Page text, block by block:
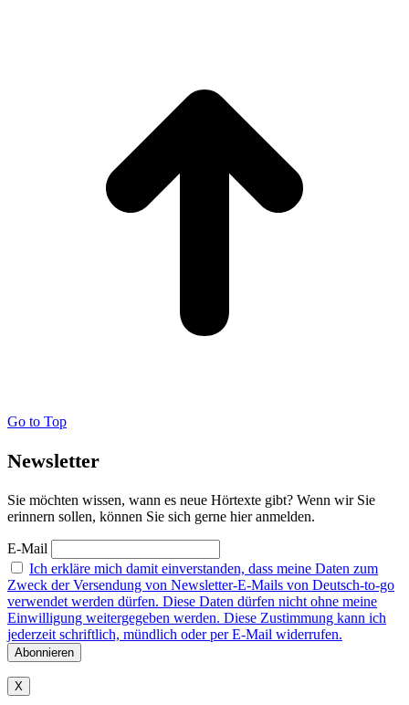
Go to Top
Newsletter
Sie möchten wissen, wann es neue Hörtexte gibt? Wenn wir Sie
erinnern sollen, können Sie sich gerne hier anmelden.
E-Mail
Ich erkläre mich damit einverstanden, dass meine Daten zum
Zweck der Versendung von Newsletter-E-Mails von Deutsch-to-go
verwendet werden dürfen. Diese Daten dürfen nicht ohne meine
Einwilligung weitergegeben werden. Diese Zustimmung kann ich
jederzeit schriftlich, mündlich oder per E-Mail widerrufen.
X